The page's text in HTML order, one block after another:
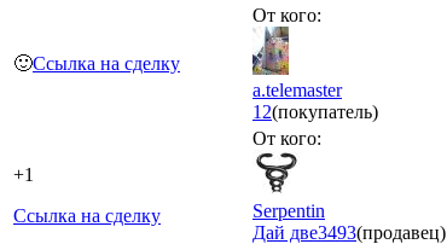
🙂Ссылка на сделку
От кого:
a.telemaster
12(покупатель)
+1
Ссылка на сделку
От кого:
Serpentin
Дай две3493(продавец)